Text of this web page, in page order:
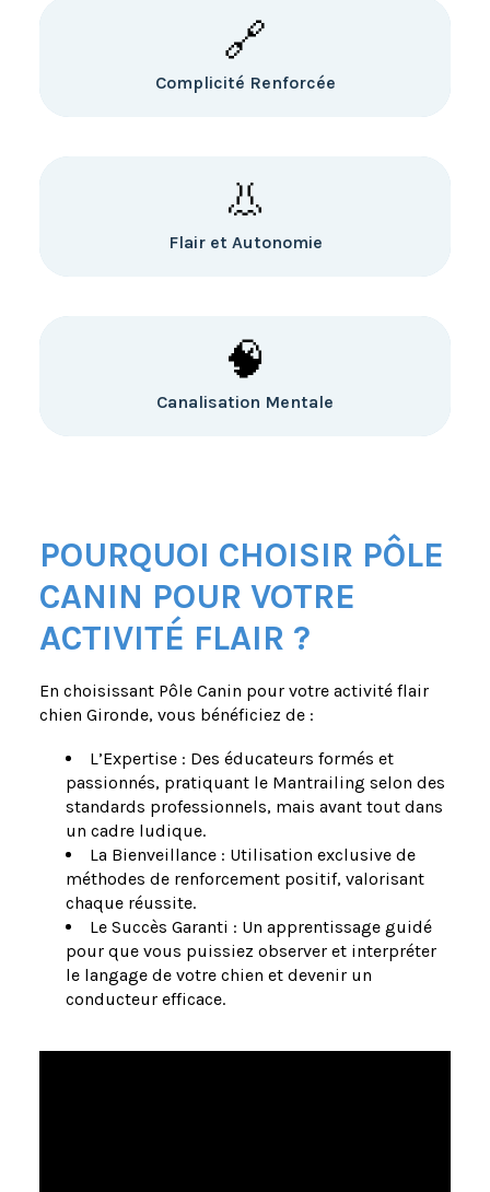
🔗
Complicité Renforcée
👃
Flair et Autonomie
🧠
Canalisation Mentale
POURQUOI CHOISIR PÔLE
CANIN POUR VOTRE
ACTIVITÉ FLAIR ?
En choisissant Pôle Canin pour votre activité flair
chien Gironde, vous bénéficiez de :
L’Expertise : Des éducateurs formés et
passionnés, pratiquant le Mantrailing selon des
standards professionnels, mais avant tout dans
un cadre ludique.
La Bienveillance : Utilisation exclusive de
méthodes de renforcement positif, valorisant
chaque réussite.
Le Succès Garanti : Un apprentissage guidé
pour que vous puissiez observer et interpréter
le langage de votre chien et devenir un
conducteur efficace.